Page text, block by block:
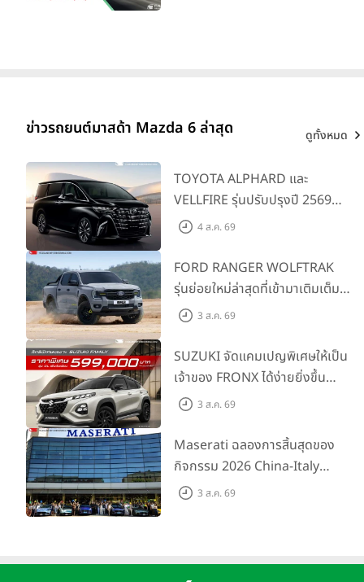
ข่าวรถยนต์มาสด้า Mazda 6 ล่าสุด ดูทั้งหมด
TOYOTA ALPHARD และ
VELLFIRE รุ่นปรับปรุงปี 2569
พร้อมรุ่นย่อยใหม่ HEV SMART
4 ส.ค. 69
FORD RANGER WOLFTRAK
รุ่นย่อยใหม่ล่าสุดที่เข้ามาเติมเต็ม
ไลน์อัป พร้อมตอบโจทย์ทุกการ
ด้วยราคาพิเศษเริ่มต้นที่ 9.49 แสน
บาท
3 ส.ค. 69
SUZUKI จัดแคมเปญพิเศษให้เป็น
เจ้าของ FRONX ได้ง่ายยิ่งขึ้น
สำหรับรุ่น GL ราคาพิเศษเริ่มต้น
พร้อมข้อเสนอสุดคุ้ม
3 ส.ค. 69
Maserati ฉลองการสิ้นสุดของ
กิจกรรม 2026 China-Italy
Grand Tour ณ สำนักงานใหญ่
3 ส.ค. 69